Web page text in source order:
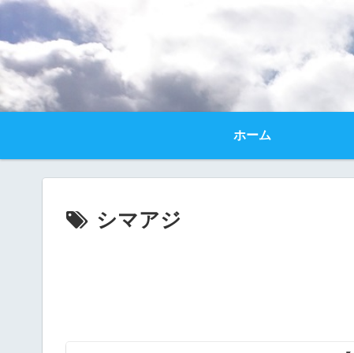
ホーム
シマアジ